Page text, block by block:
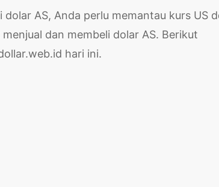
AS, Anda perlu memantau kurs US
dan membeli dolar AS. Berikut
hari ini.